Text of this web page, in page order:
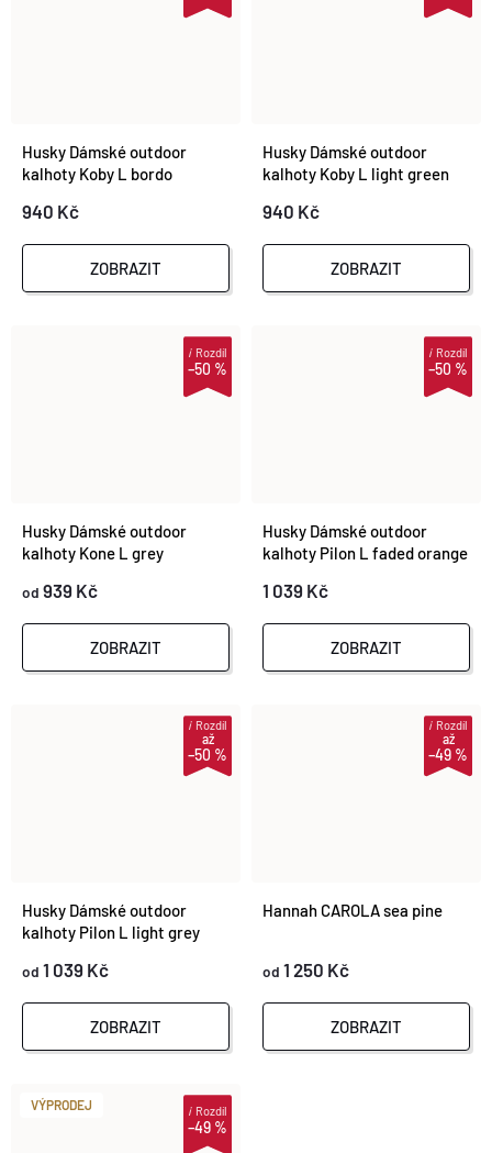
Husky Dámské outdoor
kalhoty Koby L bordo
940 Kč
ZOBRAZIT
Husky Dámské outdoor
kalhoty Koby L light green
940 Kč
ZOBRAZIT
–50 %
iRozdíl
Husky Dámské outdoor
kalhoty Kone L grey
od 939 Kč
ZOBRAZIT
–50 %
iRozdíl
Husky Dámské outdoor
kalhoty Pilon L faded orange
1 039 Kč
ZOBRAZIT
až
–50 %
iRozdíl
Husky Dámské outdoor
kalhoty Pilon L light grey
od 1 039 Kč
ZOBRAZIT
až
–49 %
iRozdíl
Hannah CAROLA sea pine
od 1 250 Kč
ZOBRAZIT
VÝPRODEJ
–49 %
iRozdíl